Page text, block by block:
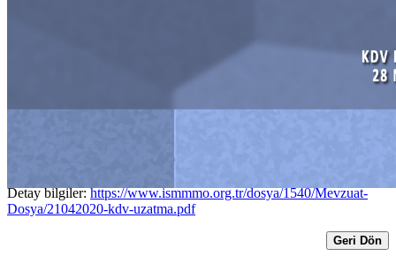
KDV BEYANNAMELERİ VERİLME VE
ÖDEME SÜRESİ 28 NİSAN 2020 GÜN
SONUNA KADAR UZATILDI
Detay bilgiler:https://www.ismmmo.org.tr/dosya/1540/Mevzuat-
Dosya/21042020-kdv-uzatma.pdf
Geri Dön